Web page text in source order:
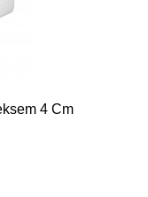
4 Cm